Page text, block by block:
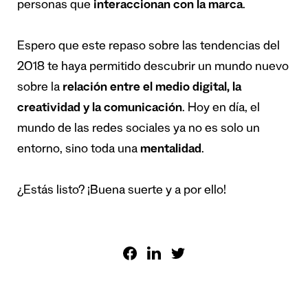
personas que interaccionan con la marca.
Espero que este repaso sobre las tendencias del
2018 te haya permitido descubrir un mundo nuevo
sobre la relación entre el medio digital, la
creatividad y la comunicación. Hoy en día, el
mundo de las redes sociales ya no es solo un
entorno, sino toda una mentalidad.
¿Estás listo? ¡Buena suerte y a por ello!